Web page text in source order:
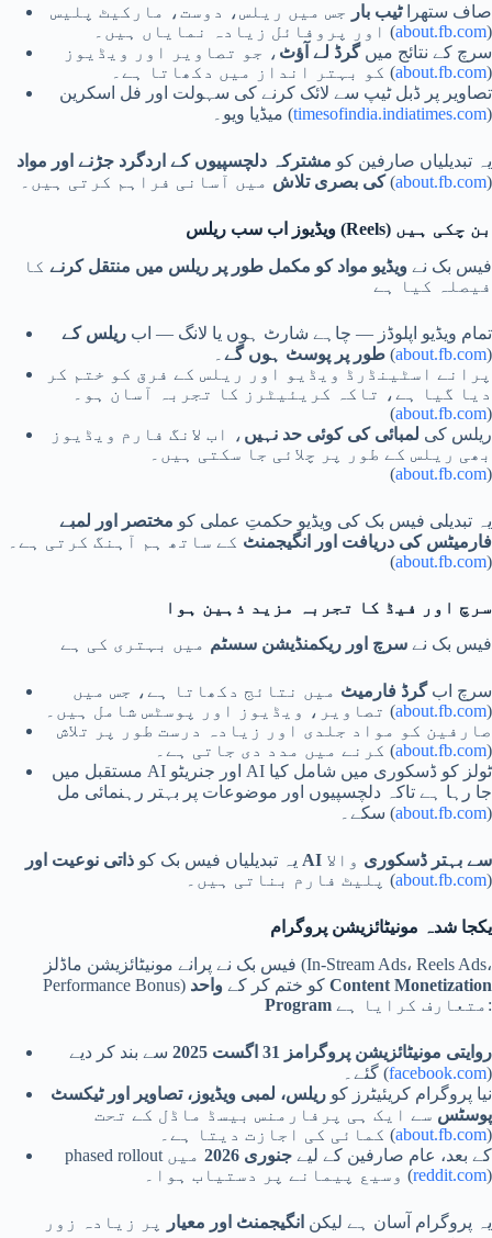
صاف ستھراٹیب بار
جس میں ریلس، دوست، مارکیٹ پلیس
اور پروفائل زیادہ نمایاں ہیں۔ (about.fb.com)
سرچ کے نتائج میںگرڈ لے آؤٹ ، جو تصاویر اور ویڈیوز
کو بہتر انداز میں دکھاتا ہے۔ (about.fb.com)
تصاویر پر ڈبل ٹیپ سے لائک کرنے کی سہولت اور فل اسکرین
میڈیا ویو۔ (timesofindia.indiatimes.com)
یہ تبدیلیاں صارفین کو مشترکہ دلچسپیوں کے اردگرد جڑنے اور مواد
کی بصری تلاشمیں آسانی فراہم کرتی ہیں۔ (about.fb.com)
ویڈیوز اب سب ریلس (Reels) بن چکی ہیں
فیس بک نے ویڈیو مواد کو مکمل طور پر ریلس میں منتقل کرنے کا
فیصلہ کیا ہے
تمام ویڈیو اپلوڈز — چاہے شارٹ ہوں یا لانگ — اب ریلس کے
طور پر پوسٹ ہوں گے ۔ (about.fb.com)
پرانے اسٹینڈرڈ ویڈیو اور ریلس کے فرق کو ختم کر
دیا گیا ہے، تاکہ کریئیٹرز کا تجربہ آسان ہو۔
(about.fb.com)
ریلس کی لمبائی کی کوئی حد نہیں ، اب لانگ فارم ویڈیوز
بھی ریلس کے طور پر چلائی جا سکتی ہیں۔
(about.fb.com)
یہ تبدیلی فیس بک کی ویڈیو حکمتِ عملی کو مختصر اور لمبے
فارمیٹس کی دریافت اور انگیجمنٹ کے ساتھ ہم آہنگ کرتی ہے۔
(about.fb.com)
سرچ اور فیڈ کا تجربہ مزید ذہین ہوا
فیس بک نے سرچ اور ریکمنڈیشن سسٹم میں بہتری کی ہے
سرچ ابگرڈ فارمیٹ میں نتائج دکھاتا ہے، جس میں
تصاویر، ویڈیوز اور پوسٹس شامل ہیں۔ (about.fb.com)
صارفین کو مواد جلدی اور زیادہ درست طور پر تلاش
کرنے میں مدد دی جاتی ہے۔ (about.fb.com)
مستقبل میں AI اور جنریٹو AI ٹولز کو ڈسکوری میں شامل کیا
جا رہا ہے تاکہ دلچسپیوں اور موضوعات پر بہتر رہنمائی مل
سکے۔ (about.fb.com)
یہ تبدیلیاں فیس بک کو ذاتی نوعیت اور AI سے بہتر ڈسکوری والا
پلیٹ فارم بناتی ہیں۔ (about.fb.com)
یکجا شدہ مونیٹائزیشن پروگرام
فیس بک نے پرانے مونیٹائزیشن ماڈلز (In‑Stream Ads، Reels Ads،
Performance Bonus) کو ختم کر کے واحد Content Monetization
Program
متعارف کرایا ہے:
روایتی مونیٹائزیشن پروگرامز 31 اگست 2025
سے بند کر دیے
گئے۔ (facebook.com)
نیا پروگرام کریئیٹرز کو ریلس، لمبی ویڈیوز، تصاویر اور ٹیکسٹ
پوسٹس سے ایک ہی پرفارمنس بیسڈ ماڈل کے تحت
کمائی کی اجازت دیتا ہے۔ (about.fb.com)
phased rollout کے بعد، عام صارفین کے لیے جنوری 2026
میں
وسیع پیمانے پر دستیاب ہوا۔ (reddit.com)
یہ پروگرام آسان ہے لیکن انگیجمنٹ اور معیار
پر زیادہ زور